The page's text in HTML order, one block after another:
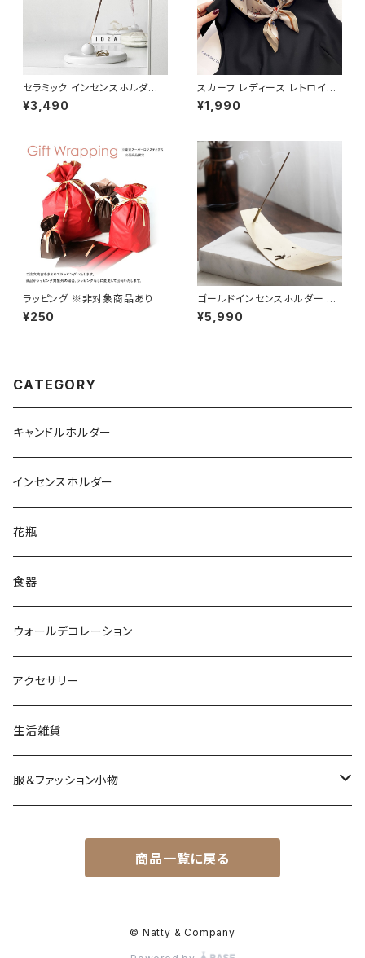
セラミック インセンスホルダー
お香立て 陶器 ホワイト INHL0
03-WH
¥3,490
スカーフ レディース レトロイラ
ストプリント シルク調 正方形 S
CRF201
¥1,990
ラッピング ※非対象商品あり
¥250
ゴールドインセンスホルダー 真
鍮 お香立て 線香立て INHL00
1
¥5,990
CATEGORY
キャンドルホルダー
インセンスホルダー
花瓶
食器
ウォールデコレーション
アクセサリー
生活雑貨
服＆ファッション小物
商品一覧に戻る
© Natty & Company